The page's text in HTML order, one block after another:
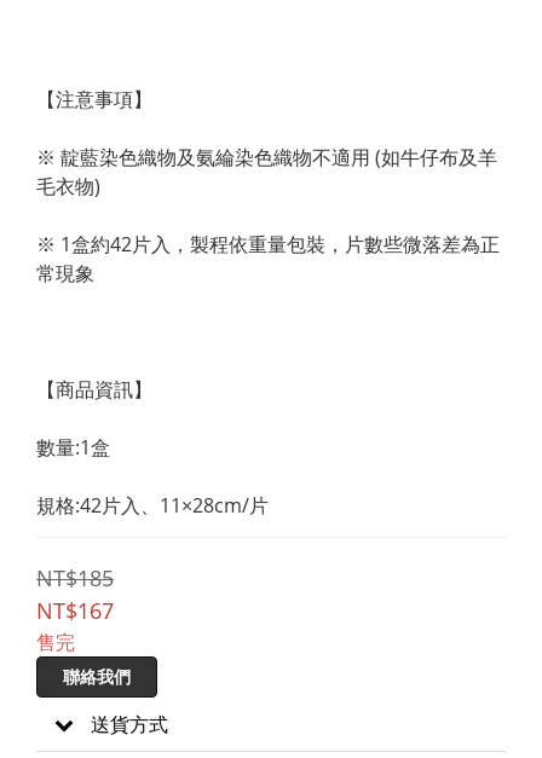
【注意事項】
※ 靛藍染色織物及氨綸染色織物不適用 (如牛仔布及羊
毛衣物)
※ 1盒約42片入，製程依重量包裝，片數些微落差為正
常現象
【商品資訊】
數量:1盒
規格:42片入、11×28cm/片
NT$185
NT$167
售完
聯絡我們
送貨方式